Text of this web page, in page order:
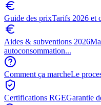
Guide des prixTarifs 2026 et
Aides & subventions 2026
autoconsommation...
Comment ça marcheLe
Certifications RGEGarantie